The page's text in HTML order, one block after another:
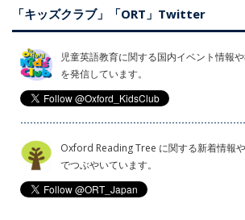
「キッズクラブ」「ORT」Twitter
児童英語教育に関する国内イベント情報
を発信しています。
Oxford Reading Tree に関する新着情報
でつぶやいています。